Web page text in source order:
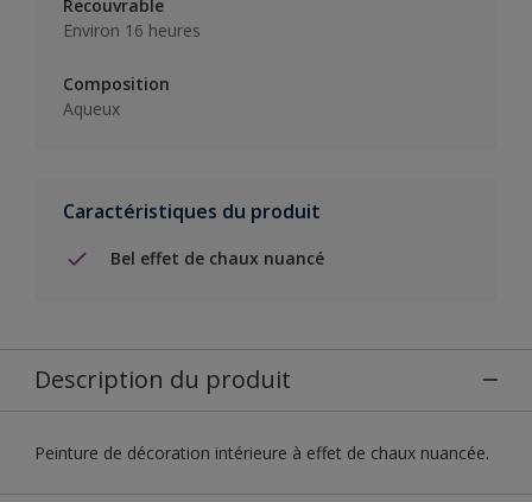
Recouvrable
Environ 16 heures
Composition
Aqueux
Caractéristiques du produit
Bel effet de chaux nuancé
Description du produit
Peinture de décoration intérieure à effet de chaux nuancée.